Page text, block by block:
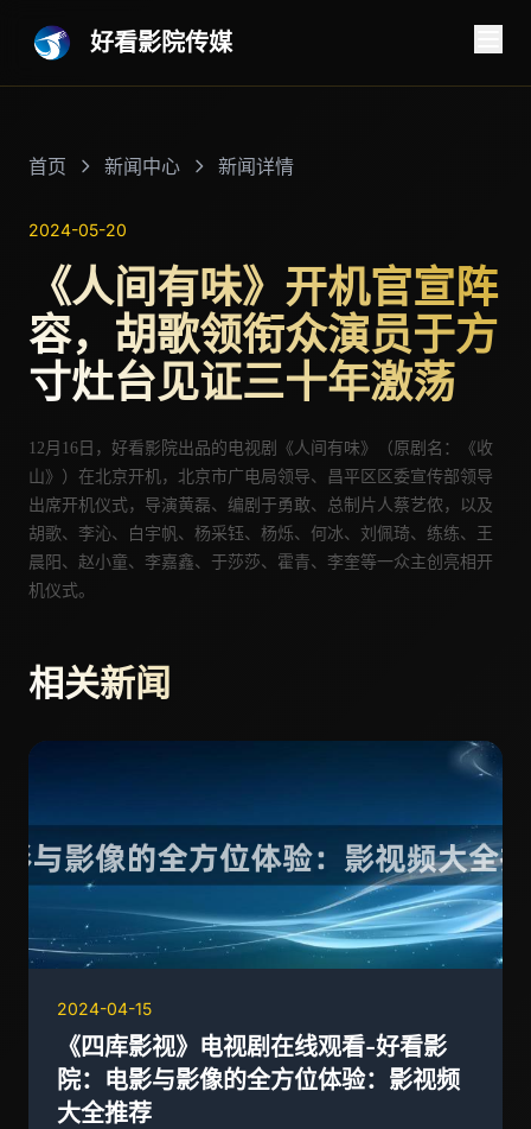
好看影院传媒
首页 新闻中心 新闻详情
2024-05-20
《人间有味》开机官宣阵
容，胡歌领衔众演员于方
寸灶台见证三十年激荡
12月16日，好看影院出品的电视剧《人间有味》（原剧名：《收
山》）在北京开机， 北京市广电局领导、昌平区区委宣传部领导
出席开机仪式，导演黄磊、 编剧于勇敢、总制片人蔡艺侬 ，以及
胡歌、李沁、白宇帆、杨采钰、杨烁、何冰、刘佩琦、练练、王
晨阳、赵小童、李嘉鑫、于莎莎、霍青、李奎等一众主创亮相开
机仪式。
相关新闻
2024-04-15
《四库影视》电视剧在线观看-好看影
院：电影与影像的全方位体验：影视频
大全推荐